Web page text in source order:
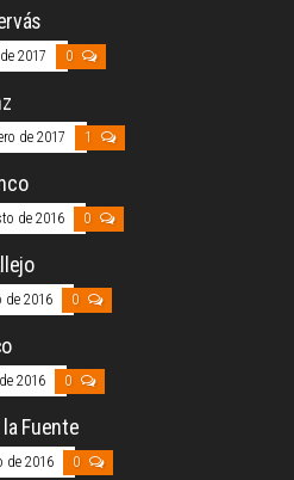
2017 0
de 2017 1
de 2016 0
de 2016 0
2016 0
Fuente
de 2016 0